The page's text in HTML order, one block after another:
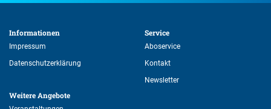
Informationen
Impressum
Datenschutzerklärung
Weitere Angebote
Service
Aboservice
Kontakt
Newsletter